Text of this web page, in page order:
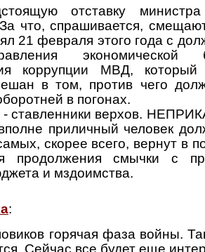
отставку
что, спрашивается,
21 февраля этого года с
экономической
коррупции МВД,
в том, против чего
в погонах.
- ставленники верхов.
приличный человек
скорее всего, вернут в
продолжения смычки с
и мздоимства.
:
горячая фаза войны.
Сейчас все будет еще